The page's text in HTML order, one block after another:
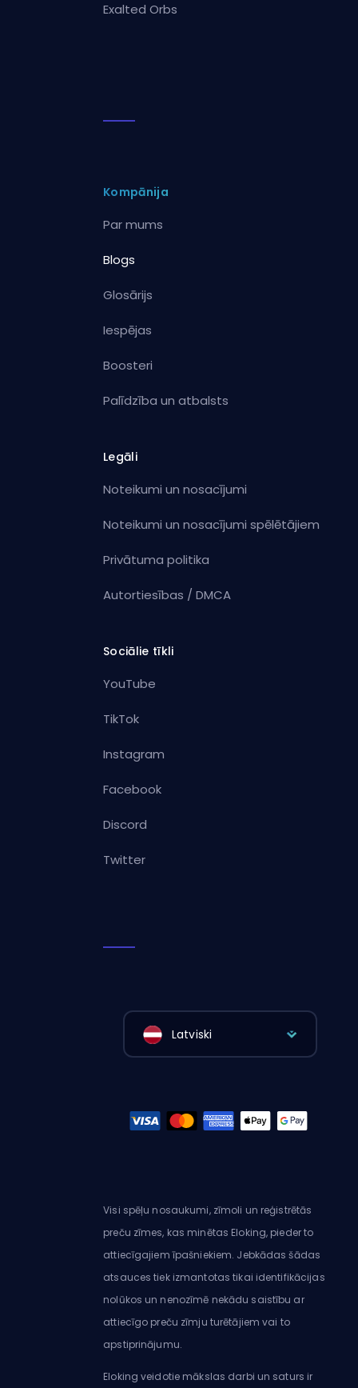
Exalted Orbs
Kompānija
Par mums
Blogs
Glosārijs
Iespējas
Boosteri
Palīdzība un atbalsts
Legāli
Noteikumi un nosacījumi
Noteikumi un nosacījumi spēlētājiem
Privātuma politika
Autortiesības / DMCA
Sociālie tīkli
YouTube
TikTok
Instagram
Facebook
Discord
Twitter
Latviski
Visi spēļu nosaukumi, zīmoli un reģistrētās
preču zīmes, kas minētas Eloking, pieder to
attiecīgajiem īpašniekiem. Jebkādas šādas
atsauces tiek izmantotas tikai identifikācijas
nolūkos un nenozīmē nekādu saistību ar
attiecīgo preču zīmju turētājiem vai to
apstiprinājumu.
Eloking veidotie mākslas darbi un saturs ir